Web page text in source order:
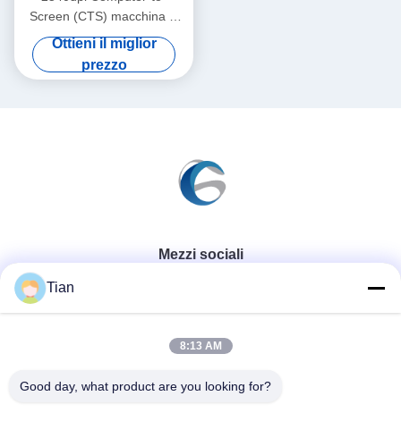
Screen (CTS) macchina di
esposizione diretta GIS
Laser CTS1010M Computer-
to-Screen
Ottieni il miglior
prezzo
Mezzi sociali
86--13625276829
Tian
8:13 AM
Good day, what product are you looking for?